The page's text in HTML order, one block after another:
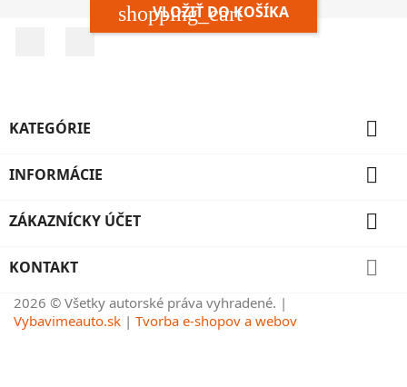
shopping_cart
VLOŽIŤ DO KOŠÍKA
FacebookInstagram
KATEGÓRIE 
INFORMÁCIE 
ZÁKAZNÍCKY ÚČET 
KONTAKT 
2026 © Všetky autorské práva vyhradené. |
Vybavimeauto.sk | Tvorba e-shopov a webov